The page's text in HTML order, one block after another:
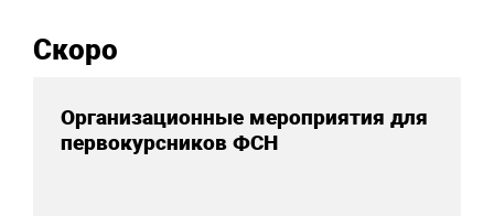
Скоро
Организационные мероприятия для
первокурсников ФСН